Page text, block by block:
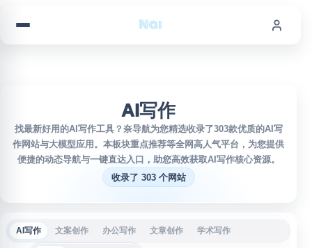
AI写作
找最新好用的AI写作工具？奈导航为您精选收录了303款优质的AI写
作网站与大模型应用。本板块重点推荐等全网高人气平台，为您提供
便捷的动态导航与一键直达入口，助您高效获取AI写作核心资源。
收录了 303 个网站
AI写作 文案创作 办公写作 文章创作 学术写作